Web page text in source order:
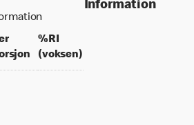
100 grams
per portion
%RI
(voksen)% daily value for an
Information